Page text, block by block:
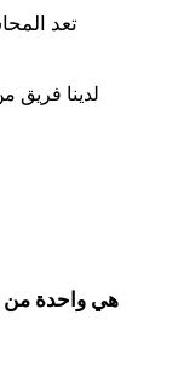
لدينا فريق
هي واحدة من